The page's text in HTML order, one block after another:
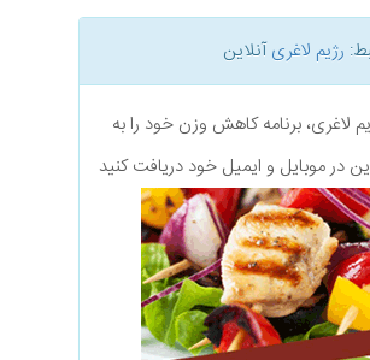
رژیم لاغریآنلاین
لاغری، برنامه کاهش وزن خود را به
در موبایل و ایمیل خود دریافت کنید